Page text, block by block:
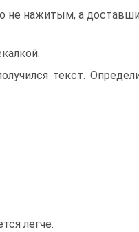
не нажитым, а
текст.
легче.